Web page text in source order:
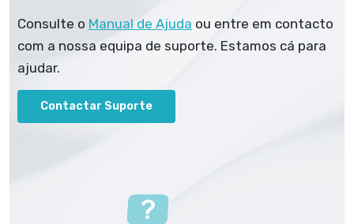
Consulte o Manual de Ajuda ou entre em contacto
com a nossa equipa de suporte. Estamos cá para
ajudar.
Contactar Suporte